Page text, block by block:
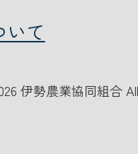
て
伊勢農業協同組合